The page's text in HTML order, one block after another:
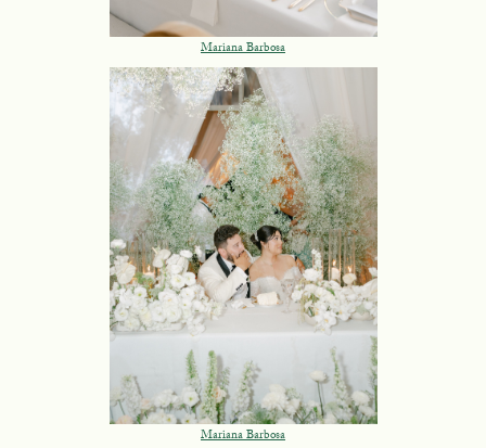
Mariana Barbosa
Mariana Barbosa